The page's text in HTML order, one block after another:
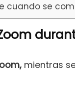
cuando se
mientras